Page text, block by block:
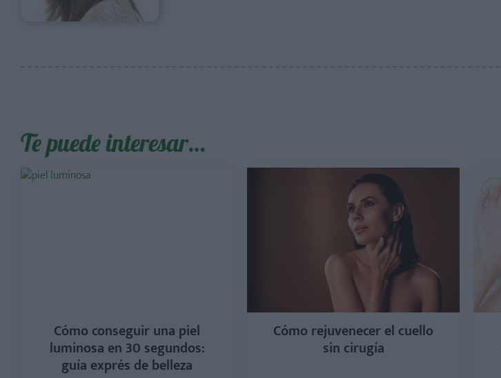
Te puede interesar…
Cómo conseguir una piel
luminosa en 30 segundos:
guía exprés de belleza
Cómo rejuvenecer el cuello
sin cirugía